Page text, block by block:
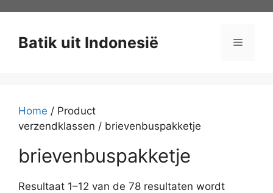
inhoud
Batik uit Indonesië Menu
Home / Product
verzendklassen / brievenbuspakketje
brievenbuspakketje
Resultaat 1–12 van de 78 resultaten wordt